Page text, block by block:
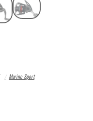
/ Marine Sport